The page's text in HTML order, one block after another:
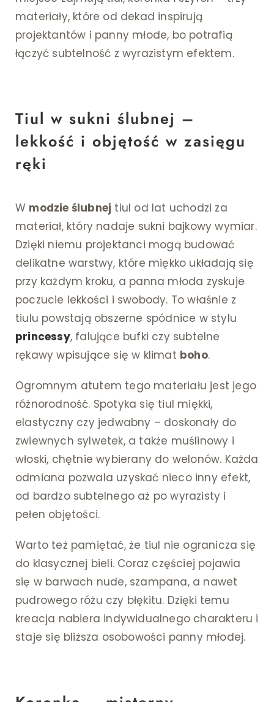
materiały, które od dekad inspirują
projektantów i panny młode, bo potrafią
łączyć subtelność z wyrazistym efektem.
Tiul w sukni ślubnej –
lekkość i objętość w zasięgu
ręki
W modzie ślubnej tiul od lat uchodzi za
materiał, który nadaje sukni bajkowy wymiar.
Dzięki niemu projektanci mogą budować
delikatne warstwy, które miękko układają się
przy każdym kroku, a panna młoda zyskuje
poczucie lekkości i swobody. To właśnie z
tiulu powstają obszerne spódnice w stylu
princessy, falujące bufki czy subtelne
rękawy wpisujące się w klimat boho.
Ogromnym atutem tego materiału jest jego
różnorodność. Spotyka się tiul miękki,
elastyczny czy jedwabny – doskonały do
zwiewnych sylwetek, a także muślinowy i
włoski, chętnie wybierany do welonów. Każda
odmiana pozwala uzyskać nieco inny efekt,
od bardzo subtelnego aż po wyrazisty i
pełen objętości.
Warto też pamiętać, że tiul nie ogranicza się
do klasycznej bieli. Coraz częściej pojawia
się w barwach nude, szampana, a nawet
pudrowego różu czy błękitu. Dzięki temu
kreacja nabiera indywidualnego charakteru i
staje się bliższa osobowości panny młodej.